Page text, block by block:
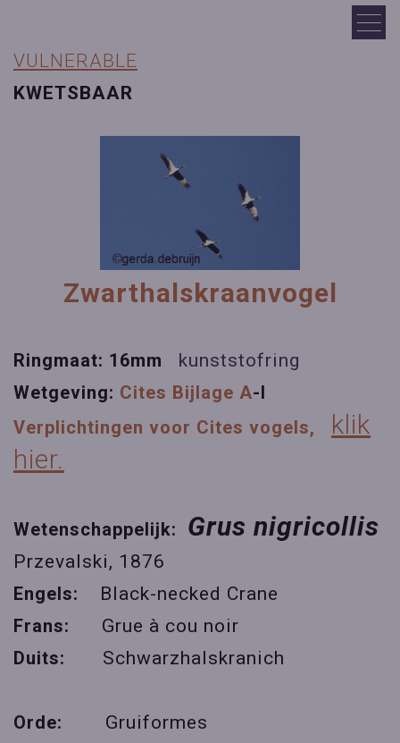
VULNERABLE
KWETSBAAR
Zwarthalskraanvogel
Ringmaat: 16mm kunststofring
Wetgeving: Cites Bijlage A-I
Verplichtingen voor Cites vogels, klik
hier.
Wetenschappelijk: Grus nigricollis
Przevalski, 1876
Engels: Black-necked Crane
Frans: Grue à cou noir
Duits: Schwarzhalskranich
Orde: Gruiformes